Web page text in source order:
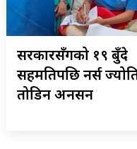
सरकारसँगको १९ बुँदे
सहमतिपछि नर्स
तोडिन अनसन